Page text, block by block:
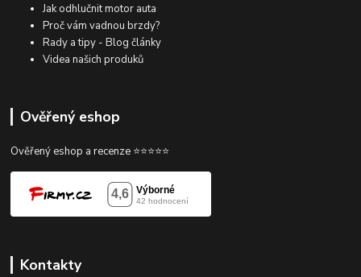
Jak odhlučnit motor auta
Proč vám vadnou brzdy?
Rady a tipy - Blog články
Videa našich produků
Ověřený eshop
Ověřený eshop a recenze ⭐⭐⭐⭐⭐
Kontakty